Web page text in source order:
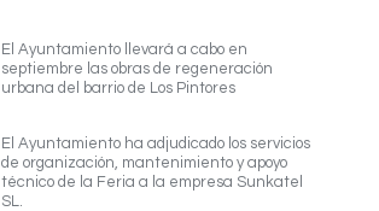
El Ayuntamiento llevará a cabo en
septiembre las obras de regeneración
urbana del barrio de Los Pintores
El Ayuntamiento ha adjudicado los servicios
de organización, mantenimiento y apoyo
técnico de la Feria a la empresa Sunkatel
SL.